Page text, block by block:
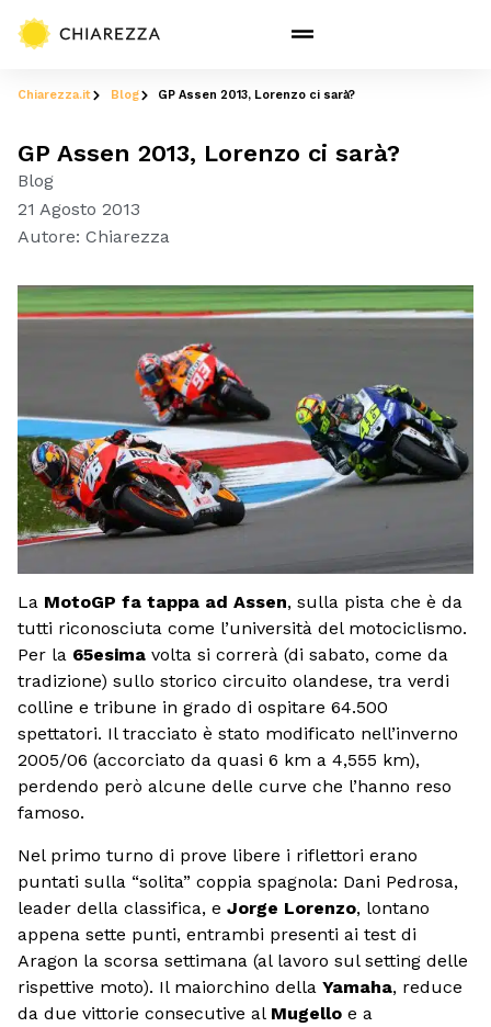
Chiarezza.it Blog GP Assen 2013, Lorenzo ci sarà?
GP Assen 2013, Lorenzo ci sarà?
Blog
21 Agosto 2013
Autore: Chiarezza
La MotoGP fa tappa ad Assen, sulla pista che è da
tutti riconosciuta come l’università del motociclismo.
Per la 65esima volta si correrà (di sabato, come da
tradizione) sullo storico circuito olandese, tra verdi
colline e tribune in grado di ospitare 64.500
spettatori. Il tracciato è stato modificato nell’inverno
2005/06 (accorciato da quasi 6 km a 4,555 km),
perdendo però alcune delle curve che l’hanno reso
famoso.
Nel primo turno di prove libere i riflettori erano
puntati sulla “solita” coppia spagnola: Dani Pedrosa,
leader della classifica, e Jorge Lorenzo, lontano
appena sette punti, entrambi presenti ai test di
Aragon la scorsa settimana (al lavoro sul setting delle
rispettive moto). Il maiorchino della Yamaha, reduce
da due vittorie consecutive al Mugello e a